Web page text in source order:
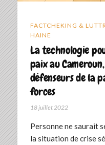
FACTCHEKING &
HAINE
La technologie
paix au
défenseurs de la
forces
18 juillet 2022
Personne ne saurait
la situation de crise